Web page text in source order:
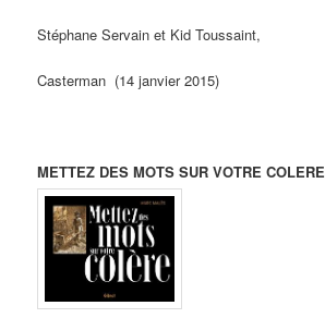
Stéphane Servain et Kid Toussaint,
Casterman (14 janvier 2015)
METTEZ DES MOTS SUR VOTRE COLERE